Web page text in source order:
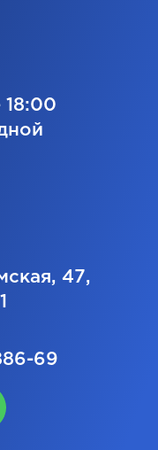
18:00
47,
69